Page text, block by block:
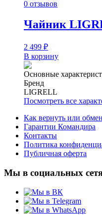
0 отзывов
Чайник
2 499 ₽
В корзину
Основные
Бренд
LIGRELL
Посмотреть все
Как вернуть или
Гарантии Командира
Контакты
Политика
Публичная оферта
Мы в социальных